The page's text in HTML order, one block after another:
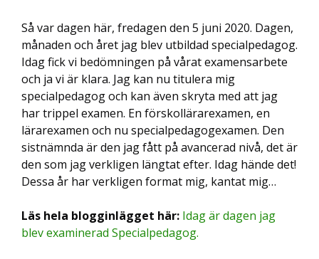
Så var dagen här, fredagen den 5 juni 2020. Dagen,
månaden och året jag blev utbildad specialpedagog.
Idag fick vi bedömningen på vårat examensarbete
och ja vi är klara. Jag kan nu titulera mig
specialpedagog och kan även skryta med att jag
har trippel examen. En förskollärarexamen, en
lärarexamen och nu specialpedagogexamen. Den
sistnämnda är den jag fått på avancerad nivå, det är
den som jag verkligen längtat efter. Idag hände det!
Dessa år har verkligen format mig, kantat mig…
Läs hela blogginlägget här: Idag är dagen jag
blev examinerad Specialpedagog.